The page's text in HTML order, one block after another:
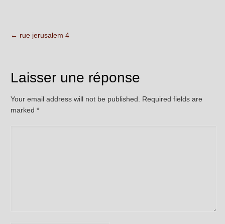
← rue jerusalem 4
Laisser une réponse
Your email address will not be published. Required fields are
marked*